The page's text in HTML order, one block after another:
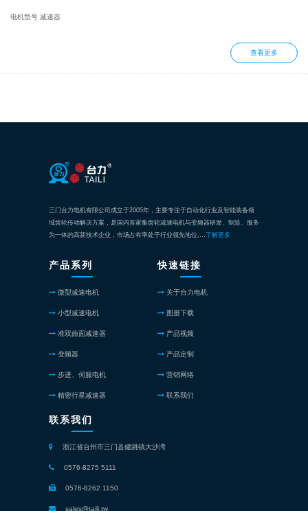
电机型号 减速器
查看更多
三门台力电机有限公司成立于2005年，主要专注于自动化行业及智能装备领
域齿轮传动解决方案，是国内首家集齿轮减速电机与变频器研发、制造、服务
为一体的高新技术企业，市场占有率处于行业领先地位,… 了解更多
产品系列
微型减速电机
小型减速电机
准双曲面减速器
变频器
步进、伺服电机
精密行星减速器
快速链接
关于台力电机
图册下载
产品视频
产品定制
营销网络
联系我们
联系我们
浙江省台州市三门县健跳镇大沙湾
0576-8275 5111
0576-8262 1150
sales@taili.tw